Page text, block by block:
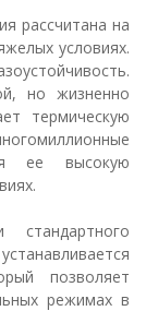
рассчитана на
условиях.
но жизненно
термическую
ее высокую
стандартного
позволяет
режимах в